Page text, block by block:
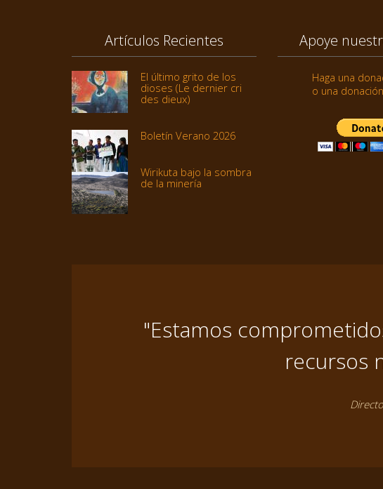
Artículos Recientes
El último grito de los
dioses (Le dernier cri
des dieux)
Boletín Verano 2026
Wirikuta bajo la sombra
de la minería
Apoye
Haga una
o una
"Estamos
recursos